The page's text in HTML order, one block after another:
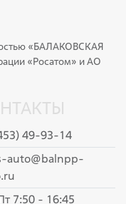
«БАЛАКОВСКАЯ
«Росатом» и АО
49-93-14
auto@balnpp-
7:50 - 16:45